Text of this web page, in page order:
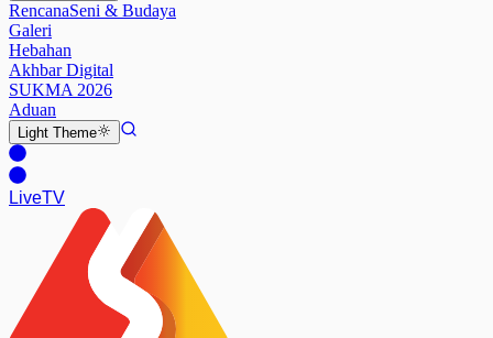
RencanaSeni & Budaya
Galeri
Hebahan
Akhbar Digital
SUKMA 2026
Aduan
Light Theme
LiveTV